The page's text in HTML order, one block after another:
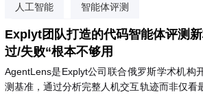
人工智能
智能体评测
代码质量评估
Explyt团队打造的代码智能体评测
过/失败“根本不够用
AgentLens是Explyt公司联合俄罗斯学术机构
测基准，通过分析完整人机交互轨迹而非仅看